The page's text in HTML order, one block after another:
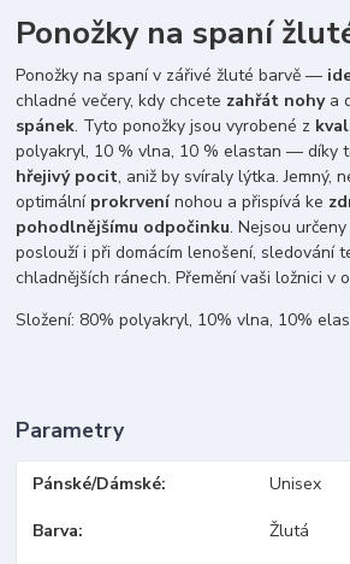
Ponožky na spaní
Ponožky na spaní v zářivé žluté barvě —
chladné večery, kdy chcete zahřát nohya
spánek. Tyto ponožky jsou vyrobené z
polyakryl, 10 % vlna, 10 % elastan — díky
hřejivý pocit, aniž by svíraly lýtka. Jemný,
optimální prokrvenínohou a přispívá ke
pohodlnějšímu odpočinku. Nejsou
poslouží i při domácím lenošení, sledování
chladnějších ránech. Přemění vaši ložnici v
Složení: 80% polyakryl, 10% vlna, 10%
Parametry
Pánské/Dámské Unisex
Barva Žlutá